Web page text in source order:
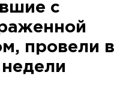
с
провели в